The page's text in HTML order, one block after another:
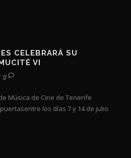
CELEBRARÁ SU
VI
0
Música de Cine de Tenerife
puertasentre los días 7 y 14 de julio